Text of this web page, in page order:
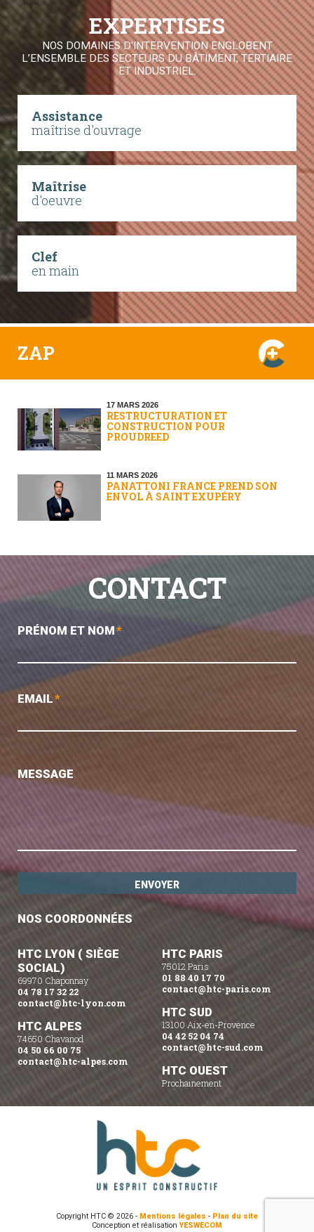
EXPERTISES
NOS DOMAINES D'INTERVENTION ENGLOBENT
L’ENSEMBLE DES SECTEURS DU BÂTIMENT, TERTIAIRE
ET INDUSTRIEL.
Assistance
maîtrise d'ouvrage
Maîtrise
d'oeuvre
Clef
en main
ZAP
17 MARS 2026
RESTRUCTURATION ET
CONSTRUCTION POUR
PROUDREED
11 MARS 2026
PANATTONI FRANCE PREND SON
ENVOL À SAINT EXUPÉRY
CONTACT
PRÉNOM ET NOM*
EMAIL*
MESSAGE
NOS COORDONNÉES
HTC LYON ( SIÈGE
SOCIAL)
69970 Chaponnay
04 78 17 32 22
contact@htc-lyon.com
HTC ALPES
74650 Chavanod
04 50 66 00 75
contact@htc-alpes.com
HTC PARIS
75012 Paris
01 88 40 17 70
contact@htc-paris.com
HTC SUD
13100 Aix-en-Provence
04 42 52 04 74
contact@htc-sud.com
HTC OUEST
Prochainement
Copyright HTC © 2026 - Mentions légales - Plan du site
Conception et réalisationYESWECOM